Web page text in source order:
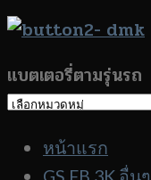
แบตเตอรี่ตามรุ่นรถ
แบตเตอรี่
รุ่น
หน้าแรก